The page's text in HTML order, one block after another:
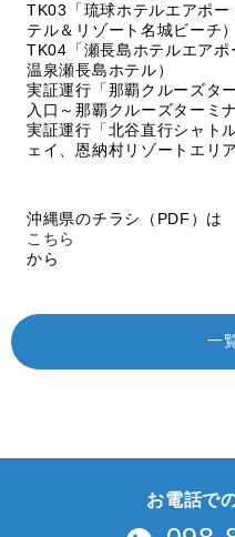
TK03「琉球ホテルエアポ
テル＆リゾート名城ビーチ）
TK04「瀬長島ホテルエア
温泉瀬長島ホテル）
実証運行「那覇クルーズタ
入口～那覇クルーズターミナ
実証運行「北谷直行シャト
ェイ、恩納村リゾートエリ
沖縄県のチラシ（PDF）は
こちら
から
一
お電話で